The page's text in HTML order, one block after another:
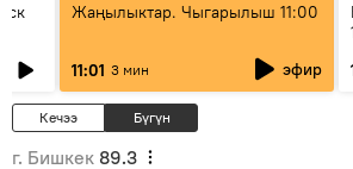
Жаңылыктар. Чыгарылыш 11:00
11:01 3 мин эфир
Кечээ Бүгүн
г. Бишкек 89.3